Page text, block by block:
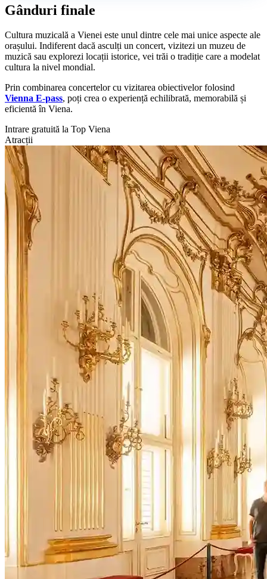
Gânduri finale
Cultura muzicală a Vienei este unul dintre cele mai unice aspecte ale
orașului. Indiferent dacă asculți un concert, vizitezi un muzeu de
muzică sau explorezi locații istorice, vei trăi o tradiție care a modelat
cultura la nivel mondial.
Prin combinarea concertelor cu vizitarea obiectivelor folosind
Vienna E-pass, poți crea o experiență echilibrată, memorabilă și
eficientă în Viena.
Intrare gratuită la Top Viena
Atracții